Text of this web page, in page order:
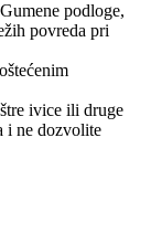
podloge,
povreda pri
ivice ili druge
i ne dozvolite